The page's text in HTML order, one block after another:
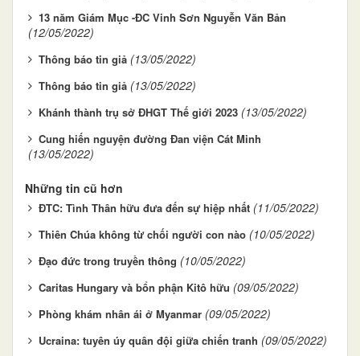
13 năm Giám Mục -ĐC Vinh Sơn Nguyễn Văn Bản
(12/05/2022)
Thông báo tin giả (13/05/2022)
Thông báo tin giả (13/05/2022)
Khánh thành trụ sở ĐHGT Thế giới 2023 (13/05/2022)
Cung hiến nguyện đường Đan viện Cát Minh
(13/05/2022)
Những tin cũ hơn
ĐTC: Tình Thân hữu đưa đến sự hiệp nhất (11/05/2022)
Thiên Chúa không từ chối người con nào (10/05/2022)
Đạo đức trong truyền thông (10/05/2022)
Caritas Hungary và bổn phận Kitô hữu (09/05/2022)
Phòng khám nhân ái ở Myanmar (09/05/2022)
Ucraina: tuyên úy quân đội giữa chiến tranh (09/05/2022)